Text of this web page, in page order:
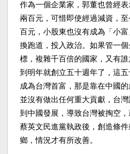
作為一個企業家，郭董也曾經
兩百元，可惜即使經過減資，
百元，小股東也沒有成為「小
換跑道，投入政治。如果管一個
標，複雜千百倍的國家，又有
到明年就創立五十週年了，這
成為台灣首富，那是靠在中國
並沒有做出任何重大貢獻，台
到中國發展，導致台灣被掏空
蔡英文民進黨執政後，創造條
鄉，情況才有所改善。